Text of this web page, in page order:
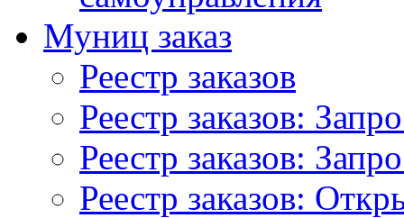
Муниц заказ
Реестр заказов
Реестр заказов:
Реестр заказов:
Реестр заказов: